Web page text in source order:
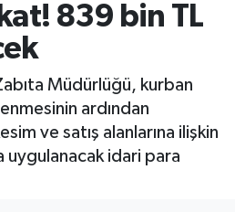
839 bin TL
Müdürlüğü, kurban
ardından
ve satış alanlarına ilişkin
uygulanacak idari para
Haritası
ve Fikstür